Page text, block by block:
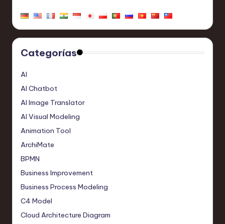
Categorías
AI
AI Chatbot
AI Image Translator
AI Visual Modeling
Animation Tool
ArchiMate
BPMN
Business Improvement
Business Process Modeling
C4 Model
Cloud Architecture Diagram